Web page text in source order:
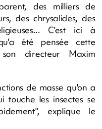
des milliers de
des chrysalides, des
C'est ici à
été pensée cette
directeur Maxim
de masse qu'on a
touche les insectes se
explique le